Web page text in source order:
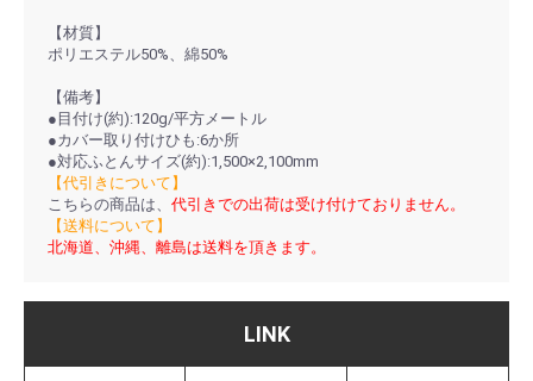
【材質】
ポリエステル50%、綿50%
【備考】
●目付け(約):120g/平方メートル
●カバー取り付けひも:6か所
●対応ふとんサイズ(約):1,500×2,100mm
【代引きについて】
こちらの商品は、 代引きでの出荷は受け付けておりません。
【送料について】
北海道、沖縄、離島は送料を頂きます。
LINK